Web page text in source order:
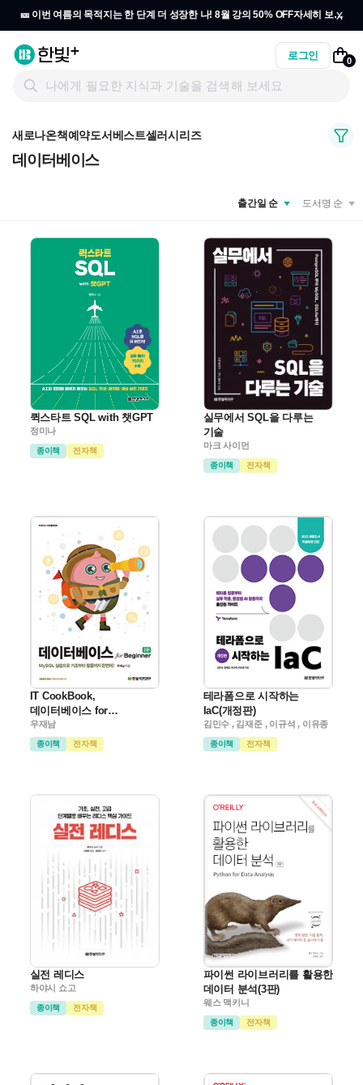
🎫 이번 여름의 목적지는 한 단계 더 성장한 나! 8월 강의 50% OFF자세히 보기
x
로그인 0
새로나온책예약도서베스트셀러시리즈
데이터베이스
도서명 순
출간일 순
퀵스타트 SQL with 챗GPT
정미나
종이책 전자책
실무에서 SQL을 다루는
기술
마크 사이먼
종이책 전자책
IT CookBook,
데이터베이스 for
Beginner(2판)
우재남
종이책 전자책
테라폼으로 시작하는
IaC(개정판)
김민수 , 김재준 , 이규석 , 이유종
종이책 전자책
실전 레디스
하야시 쇼고
종이책 전자책
파이썬 라이브러리를 활용한
데이터 분석(3판)
웨스 맥키니
종이책 전자책